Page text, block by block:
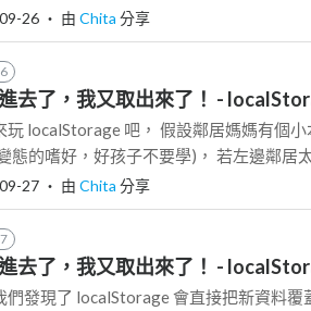
26 ‧ 由 Chita 分享
去了，我又取出來了！ -
玩 localStorage 吧， 假設鄰居媽媽有個
態的嗜好，好孩子不要學)， 若左邊鄰居太
27 ‧ 由 Chita 分享
去了，我又取出來了！ -
們發現了 localStorage 會直接把新資料